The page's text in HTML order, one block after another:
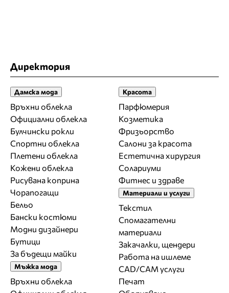
Директория
Дамска мода
Връхни облекла
Официални облекла
Булчински рокли
Спортни облекла
Плетени облекла
Кожени облекла
Рисувана коприна
Чорапогащи
Бельо
Бански костюми
Модни дизайнери
Бутици
За бъдещи майки
Мъжка мода
Връхни облекла
Красота
Парфюмерия
Козметика
Фризьорство
Салони за красота
Естетична хирургия
Солариуми
Фитнес и здраве
Материали и услуги
Текстил
Спомагателни
материали
Закачалки, щендери
Работа на ишлеме
CAD/CAM услуги
Печат